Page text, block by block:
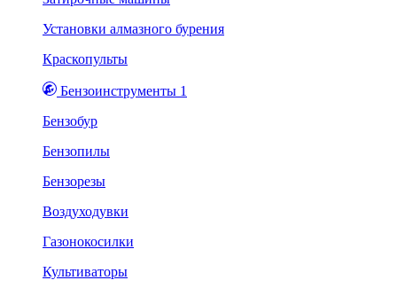
Установки алмазного бурения
Краскопульты
Бензоинструменты 1
Бензобур
Бензопилы
Бензорезы
Воздуходувки
Газонокосилки
Культиваторы